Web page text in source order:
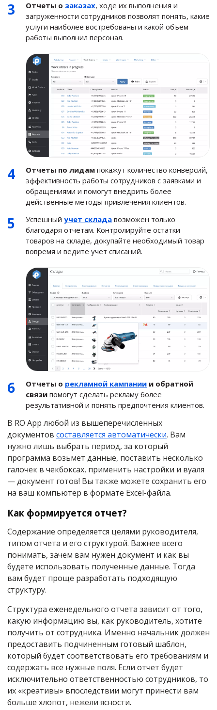
Отчеты о заказах, ходе их выполнения и
загруженности сотрудников позволят понять, какие
услуги наиболее востребованы и какой объем
работы выполнил персонал.
Отчеты по лидам покажут количество конверсий,
эффективность работы сотрудников с заявками и
обращениями и помогут внедрить более
действенные методы привлечения клиентов.
Успешный учет склада возможен только
благодаря отчетам. Контролируйте остатки
товаров на складе, докупайте необходимый товар
вовремя и ведите учет списаний.
Отчеты о рекламной кампании и обратной
связи помогут сделать рекламу более
результативной и понять предпочтения клиентов.
В RO App любой из вышеперечисленных
документов составляется автоматически. Вам
нужно лишь выбрать период, за который
программа возьмет данные, поставить несколько
галочек в чекбоксах, применить настройки и вуаля
— документ готов! Вы также можете сохранить его
на ваш компьютер в формате Excel-файла.
Как формируется отчет?
Содержание определяется целями руководителя,
типом отчета и его структурой. Важнее всего
понимать, зачем вам нужен документ и как вы
будете использовать полученные данные. Тогда
вам будет проще разработать подходящую
структуру.
Структура еженедельного отчета зависит от того,
какую информацию вы, как руководитель, хотите
получить от сотрудника. Именно начальник должен
предоставить подчиненным готовый шаблон,
который будет соответствовать его требованиям и
содержать все нужные поля. Если отчет будет
исключительно ответственностью сотрудников, то
их «креативы» впоследствии могут принести вам
больше хлопот, нежели ясности.